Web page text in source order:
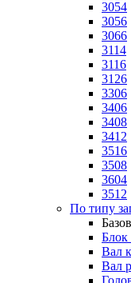
3054
3056
3066
3114
3116
3126
3306
3406
3408
3412
3516
3508
3604
3512
По типу
Блок
Вал
Вал